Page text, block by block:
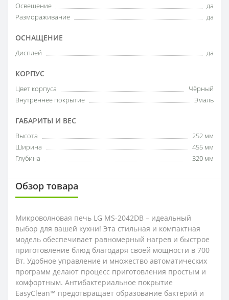
Освещение
да
Размораживание
да
ОСНАЩЕНИЕ
Дисплей да
КОРПУС
Цвет корпуса
Чёрный
Внутреннее покрытие
Эмаль
ГАБАРИТЫ И ВЕС
Высота
252 мм
Ширина
455 мм
Глубина
320 мм
Обзор товара
Микроволновая печь LG MS-2042DB – идеальный
выбор для вашей кухни! Эта стильная и компактная
модель обеспечивает равномерный нагрев и быстрое
приготовление блюд благодаря своей мощности в 700
Вт. Удобное управление и множество автоматических
программ делают процесс приготовления простым и
комфортным. Антибактериальное покрытие
EasyClean™ предотвращает образование бактерий и